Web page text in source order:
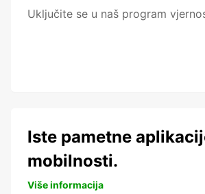
Uključite se u naš program
Iste pametne
mobilnosti.
Više informacija